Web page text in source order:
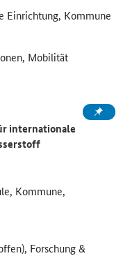
Einrichtung, Kommune
Mobilität
internationale
Kommune,
Forschung &